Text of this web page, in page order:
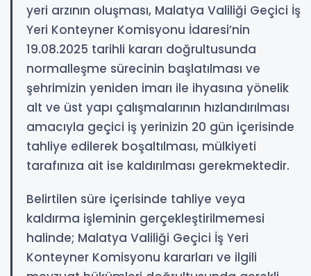
yeri arzının oluşması, Malatya Valiliği Geçici İş
Yeri Konteyner Komisyonu İdaresi’nin
19.08.2025 tarihli kararı doğrultusunda
normalleşme sürecinin başlatılması ve
şehrimizin yeniden imarı ile ihyasına yönelik
alt ve üst yapı çalışmalarının hızlandırılması
amacıyla geçici iş yerinizin 20 gün içerisinde
tahliye edilerek boşaltılması, mülkiyeti
tarafınıza ait ise kaldırılması gerekmektedir.
​Belirtilen süre içerisinde tahliye veya
kaldırma işleminin gerçekleştirilmemesi
halinde; Malatya Valiliği Geçici İş Yeri
Konteyner Komisyonu kararları ve ilgili